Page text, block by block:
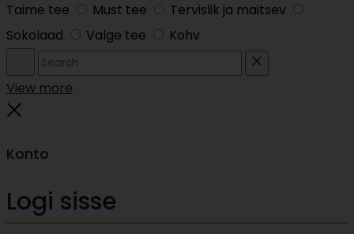
Taime tee
Must tee
Tervislik ja maitsev
Sokolaad
Valge tee Kohv
Search
View more
Konto
Logi sisse